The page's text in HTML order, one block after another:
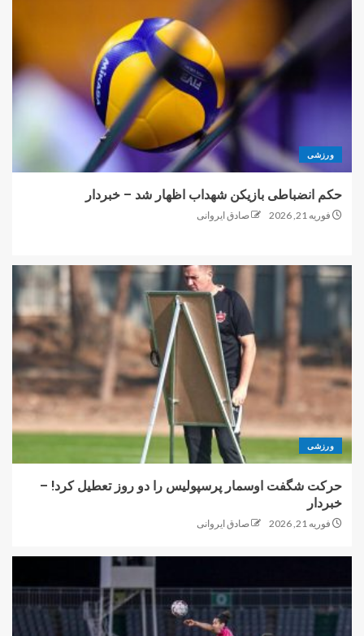
ورزشی
حکم انضباطی بازیکن شهداب اظهار شد – خبردار
فوریه 21, 2026 صادق ایروانی
ورزشی
حرکت شگفت اوسمار پرسپولیس را دو روز تعطیل کرد! –
خبردار
فوریه 21, 2026 صادق ایروانی